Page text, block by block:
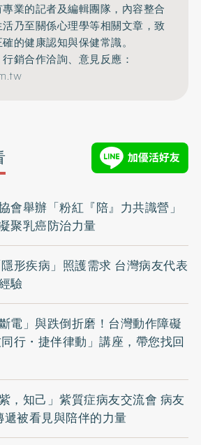
專業的記者及編輯團隊，內容整合
乃至關係心理學等相關文章，致
的健康認知與保健常識。
銷合作洽詢、意見反應：
會舉辦「粉紅『陪』力共識營」
聚乳癌防治力量
形疾病」照護需求 台灣病友代表
驗
電」與跌倒折磨！台灣動作障礙
行・捷伴律動」講座，帶您找回
，知己」紫質症病友交流會 病友
遞被看見與陪伴的力量